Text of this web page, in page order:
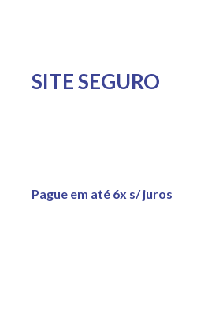
SITE SEGURO
Pague em até 6x s/ juros